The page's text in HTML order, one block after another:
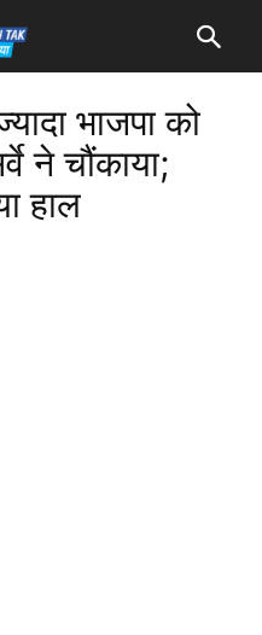
भाजपा को
ने चौंकाया;
हाल